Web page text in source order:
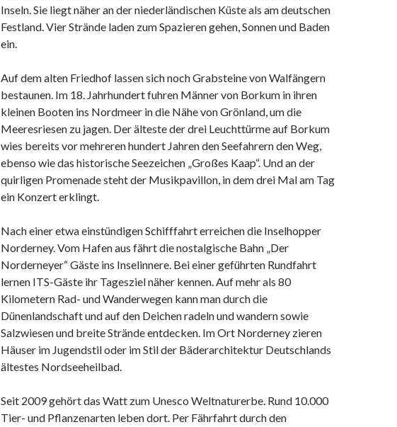
Inseln. Sie liegt näher an der niederländischen Küste als am deutschen
Festland. Vier Strände laden zum Spazieren gehen, Sonnen und Baden
ein.
Auf dem alten Friedhof lassen sich noch Grabsteine von Walfängern
bestaunen. Im 18. Jahrhundert fuhren Männer von Borkum in ihren
kleinen Booten ins Nordmeer in die Nähe von Grönland, um die
Meeresriesen zu jagen. Der älteste der drei Leuchttürme auf Borkum
wies bereits vor mehreren hundert Jahren den Seefahrern den Weg,
ebenso wie das historische Seezeichen „Großes Kaap“. Und an der
quirligen Promenade steht der Musikpavillon, in dem drei Mal am Tag
ein Konzert erklingt.
Nach einer etwa einstündigen Schifffahrt erreichen die Inselhopper
Norderney. Vom Hafen aus fährt die nostalgische Bahn „Der
Norderneyer“ Gäste ins Inselinnere. Bei einer geführten Rundfahrt
lernen ITS-Gäste ihr Tagesziel näher kennen. Auf mehr als 80
Kilometern Rad- und Wanderwegen kann man durch die
Dünenlandschaft und auf den Deichen radeln und wandern sowie
Salzwiesen und breite Strände entdecken. Im Ort Norderney zieren
Häuser im Jugendstil oder im Stil der Bäderarchitektur Deutschlands
ältestes Nordseeheilbad.
Seit 2009 gehört das Watt zum Unesco Weltnaturerbe. Rund 10.000
Tier- und Pflanzenarten leben dort. Per Fährfahrt durch den